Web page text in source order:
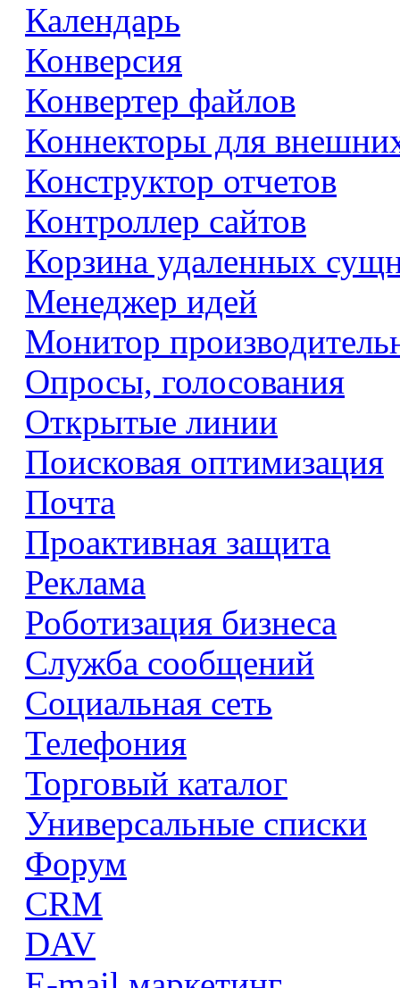
Календарь
Конверсия
Конвертер файлов
Коннекторы для
Конструктор отчетов
Контроллер сайтов
Корзина удаленных
Менеджер идей
Монитор
Опросы, голосования
Открытые линии
Поисковая оптимизация
Почта
Проактивная защита
Реклама
Роботизация бизнеса
Служба сообщений
Социальная сеть
Телефония
Торговый каталог
Универсальные списки
Форум
CRM
DAV